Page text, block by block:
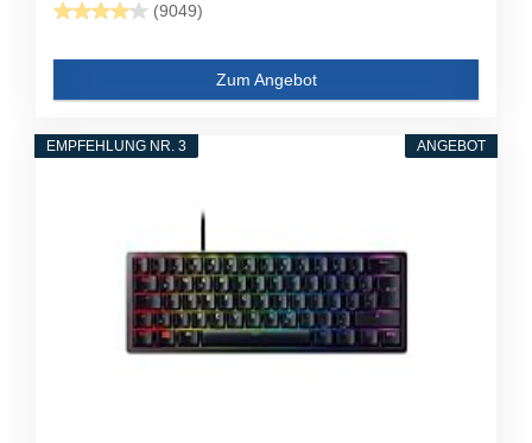
(9049)
Zum Angebot
ANGEBOT
EMPFEHLUNG NR. 3